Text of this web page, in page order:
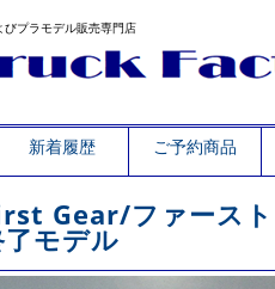
びプラモデル販売専門店
新着履歴 ご予約商品
Gear/ファースト
了モデル